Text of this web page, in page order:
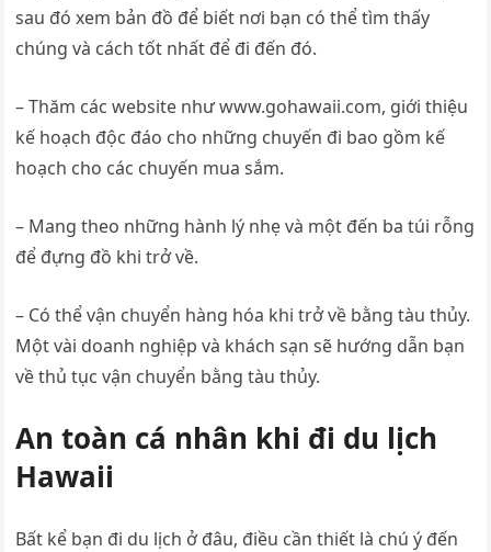
sau đó xem bản đồ để biết nơi bạn có thể tìm thấy
chúng và cách tốt nhất để đi đến đó.
– Thăm các website như www.gohawaii.com, giới thiệu
kế hoạch độc đáo cho những chuyến đi bao gồm kế
hoạch cho các chuyến mua sắm.
– Mang theo những hành lý nhẹ và một đến ba túi rỗng
để đựng đồ khi trở về.
– Có thể vận chuyển hàng hóa khi trở về bằng tàu thủy.
Một vài doanh nghiệp và khách sạn sẽ hướng dẫn bạn
về thủ tục vận chuyển bằng tàu thủy.
An toàn cá nhân khi đi du lịch
Hawaii
Bất kể bạn đi du lịch ở đâu, điều cần thiết là chú ý đến